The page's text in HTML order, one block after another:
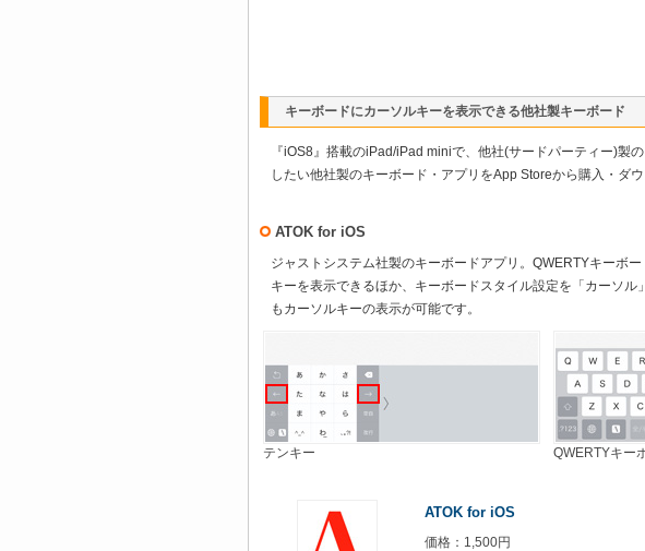
キーボードにカーソルキーを表示できる他社製キーボード
『iOS8』搭載のiPad/iPad miniで、他社(サードパーティー)製
したい他社製のキーボード・アプリをApp Storeから購入・ダ
ATOK for iOS
ジャストシステム社製のキーボードアプリ。QWERTYキーボ
キーを表示できるほか、キーボードスタイル設定を「カーソル
もカーソルキーの表示が可能です。
テンキー QWERTYキー
ATOK for iOS
価格：1,500円